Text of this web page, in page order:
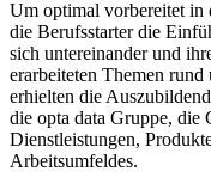
Um optimal vorbereitet in
die Berufsstarter die
sich untereinander und
erarbeiteten Themen
erhielten die
die opta data Gruppe, die
Dienstleistungen,
Arbeitsumfeldes.